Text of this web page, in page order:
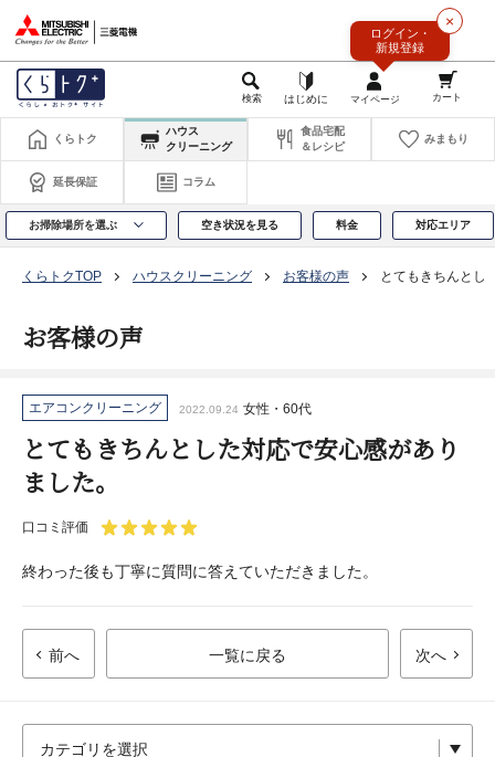
×
ログイン・
新規登録
くらトク
ハウス
クリーニング
食品宅配
＆レシピ
みまもり
延長保証 コラム
お掃除場所を選ぶ 空き状況を見る 料金 対応エリア
くらトクTOP ハウスクリーニング お客様の声 とてもきちんとし
お客様の声
エアコンクリーニング 2022.09.24 女性・60代
とてもきちんとした対応で安心感があり
ました。
口コミ評価
終わった後も丁寧に質問に答えていただきました。
前へ 一覧に戻る 次へ